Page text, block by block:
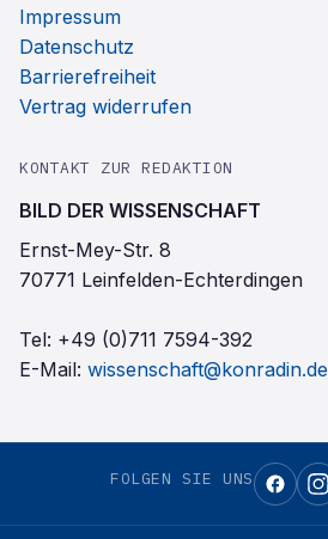
Impressum
Datenschutz
Barrierefreiheit
Vertrag widerrufen
KONTAKT ZUR REDAKTION
BILD DER WISSENSCHAFT
Ernst-Mey-Str. 8
70771 Leinfelden-Echterdingen
Tel: +49 (0)711 7594-392
E-Mail: wissenschaft@konradin.de
FOLGEN SIE UNS